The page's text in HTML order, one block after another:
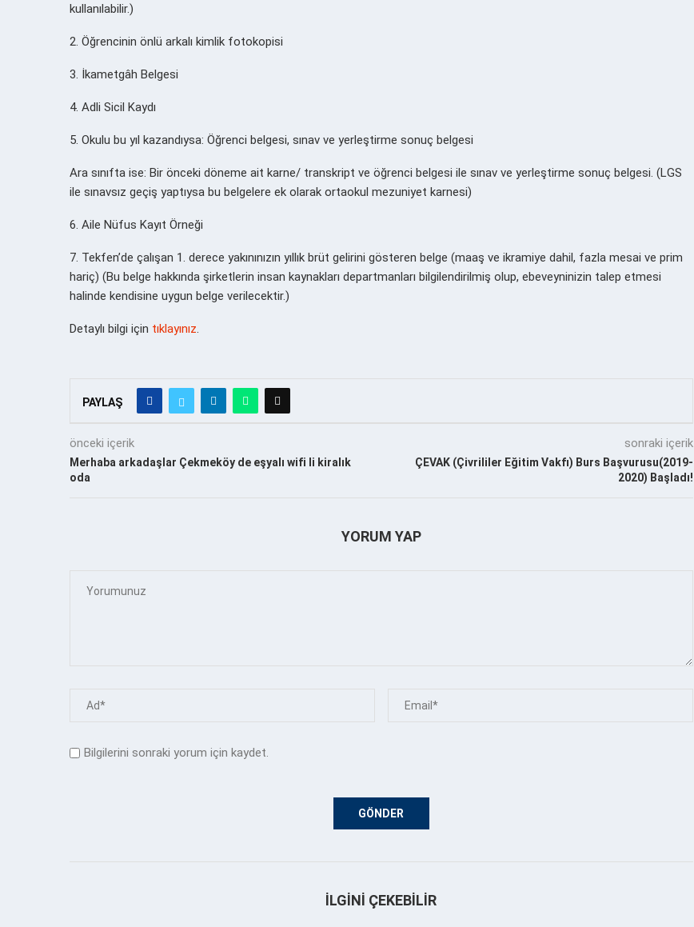
kullanılabilir.)
2. Öğrencinin önlü arkalı kimlik fotokopisi
3. İkametgâh Belgesi
4. Adli Sicil Kaydı
5. Okulu bu yıl kazandıysa: Öğrenci belgesi, sınav ve yerleştirme sonuç belgesi
Ara sınıfta ise: Bir önceki döneme ait karne/ transkript ve öğrenci belgesi ile sınav ve yerleştirme sonuç belgesi. (LGS
ile sınavsız geçiş yaptıysa bu belgelere ek olarak ortaokul mezuniyet karnesi)
6. Aile Nüfus Kayıt Örneği
7. Tekfen’de çalışan 1. derece yakınınızın yıllık brüt gelirini gösteren belge (maaş ve ikramiye dahil, fazla mesai ve prim
hariç) (Bu belge hakkında şirketlerin insan kaynakları departmanları bilgilendirilmiş olup, ebeveyninizin talep etmesi
halinde kendisine uygun belge verilecektir.)
Detaylı bilgi için tıklayınız.
PAYLAŞ
önceki içerik
Merhaba arkadaşlar Çekmeköy de eşyalı wifi li kiralık
oda
sonraki içerik
ÇEVAK (Çivrililer Eğitim Vakfı) Burs Başvurusu(2019-
2020) Başladı!
YORUM YAP
Bilgilerini sonraki yorum için kaydet.
İLGINI ÇEKEBILIR